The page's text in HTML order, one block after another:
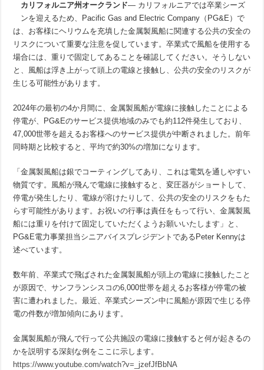
カリフォルニア州オークランド— カリフォルニアでは卒業シーズ
ンを迎えるため、Pacific Gas and Electric Company（PG&E）で
は、お客様にヘリウムを充填した金属製風船に関連する公共の安全の
リスクについて重要な注意を促しています。卒業式で風船を使用する
場合には、重りで固定してあることを確認してください。そうしない
と、風船は浮き上がって頭上の電線と接触し、公共の安全のリスクが
生じる可能性があります。
2024年の最初の4か月間に、金属製風船が電線に接触したことによる
停電が、PG&Eのサービス提供地域のみでも約112件発生しており、
47,000世帯を超えるお客様へのサービス提供が中断されました。前年
同時期と比較すると、平均で約30%の増加になります。
「金属製風船は銀でコーティングしてあり、これは電気を通しやすい
物質です。風船が飛んで電線に接触すると、変圧器がショートして、
停電が発生したり、電線が溶けたりして、公共の安全のリスクをもた
らす可能性があります。お祝いの行事は責任をもって行い、金属製風
船には重りを付けて固定していただくようお願いいたします」と、
PG&E電力事業担当シニアバイスプレジデントであるPeter Kennyは
述べています。
数年前、卒業式で飛ばされた金属製風船が頭上の電線に接触したこと
が原因で、サンフランシスコの6,000世帯を超えるお客様が停電の被
害に遭われました。最近、卒業式シーズン中に風船が原因で生じる停
電の件数が増加傾向にあります。
金属製風船が飛んで行って公共施設の電線に接触すると何が起きるの
かを説明する深刻な例をここに示します。
https://www.youtube.com/watch?v=_jzefJfBbNA